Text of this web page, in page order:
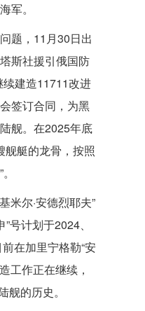
军。
题，11月30日出
斯社援引俄国防
续建造11711改进
签订合同，为黑
舰。在2025年底
舰艇的龙骨，按照
米尔·安德烈耶夫”
号计划于2024、
在加里宁格勒“安
工作正在继续，
的历史。